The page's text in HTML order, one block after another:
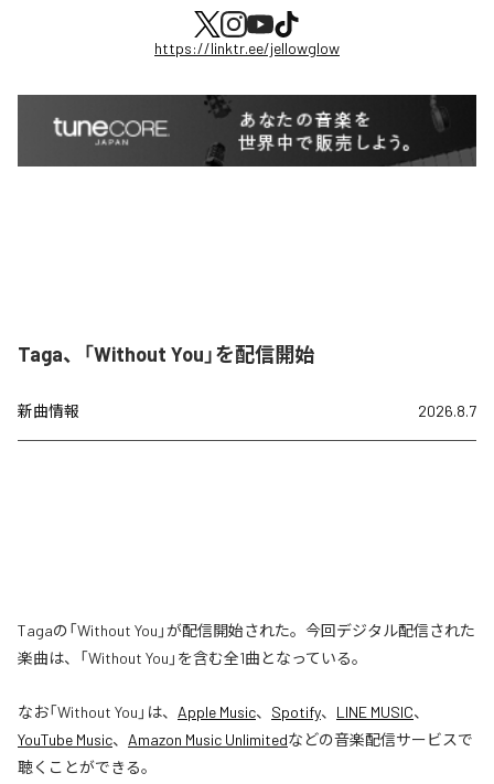
https://linktr.ee/jellowglow
Taga、「Without You」を配信開始
新曲情報 2026.8.7
Tagaの「Without You」が配信開始された。今回デジタル配信された
楽曲は、「Without You」を含む全1曲となっている。
なお「Without You 」は、 Apple Music、 Spotify、 LINE MUSIC、
YouTube Music、 Amazon Music Unlimitedなどの音楽配信サービスで
聴くことができる。